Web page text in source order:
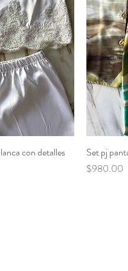
con detalles
Set pj
Precio
$980.00